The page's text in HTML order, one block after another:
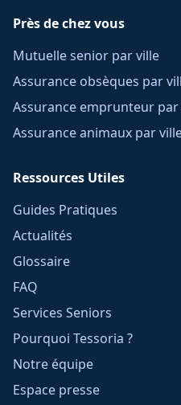
Près de chez vous
Mutuelle senior par ville
Assurance obsèques par
Assurance emprunteur par
Assurance animaux par
Ressources Utiles
Guides Pratiques
Actualités
Glossaire
FAQ
Services Seniors
Pourquoi Tessoria ?
Notre équipe
Espace presse